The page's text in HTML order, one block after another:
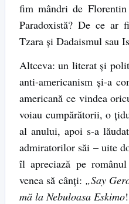
fim mândri de Florentin
Paradoxistă? De ce ar
Tzara și Dadaismul sau
Altceva: un literat și
anti-americanism și-a
americană ce vindea
voiau cumpărătorii, o
al anului, apoi s-a
admiratorilor săi – uite
îl apreciază pe
venea să cânți: „Say
mă la Nebuloasa Eskimo!